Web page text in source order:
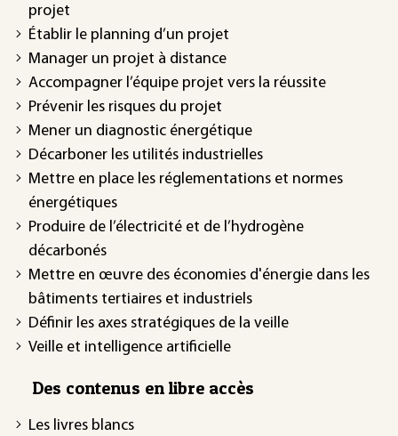
projet
Établir le planning d’un projet
Manager un projet à distance
Accompagner l’équipe projet vers la réussite
Prévenir les risques du projet
Mener un diagnostic énergétique
Décarboner les utilités industrielles
Mettre en place les réglementations et normes
énergétiques
Produire de l’électricité et de l’hydrogène
décarbonés
Mettre en œuvre des économies d'énergie dans les
bâtiments tertiaires et industriels
Définir les axes stratégiques de la veille
Veille et intelligence artificielle
Des contenus en libre accès
Les livres blancs